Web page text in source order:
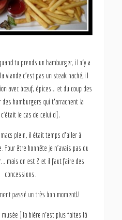
tu prends un hamburger, il n’y a
viande c’est pas un steak haché, il
avec bœuf, épices… et du coup des
hamburgers qui t’arrachent la
le cas de celui ci).
plein, il était temps d’aller à
Pour être honnête je n’avais pas du
mais on est 2 et il faut faire des
concessions.
passé un très bon moment!!
musée ( la bière n’est plus faites là